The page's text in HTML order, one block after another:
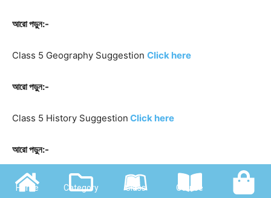
আরো পড়ুন:-
Class 5 Geography Suggestion Click here
আরো পড়ুন:-
Class 5 History Suggestion Click here
আরো পড়ুন:-
Class 5 Science Suggestion Click here
Home Category Class Course